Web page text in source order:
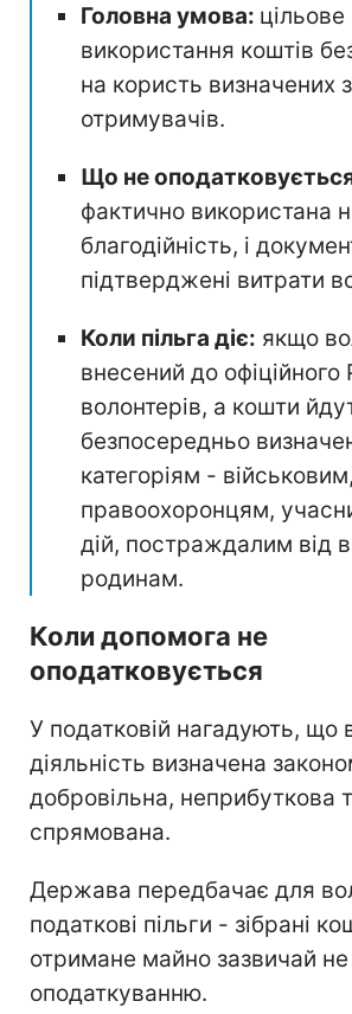
Головна умова: цільове
використання коштів
на користь визначених
отримувачів.
Що не
фактично використана
благодійність, і
підтверджені витрати
Коли пільга діє: якщо
внесений до офіційного
волонтерів, а кошти
безпосередньо
категоріям - військовим,
правоохоронцям,
дій, постраждалим від
родинам.
Коли допомога не
оподатковується
У податковій нагадують, що
діяльність визначена
добровільна, неприбуткова
спрямована.
Держава передбачає для
податкові пільги - зібрані
отримане майно зазвичай не
оподаткуванню.